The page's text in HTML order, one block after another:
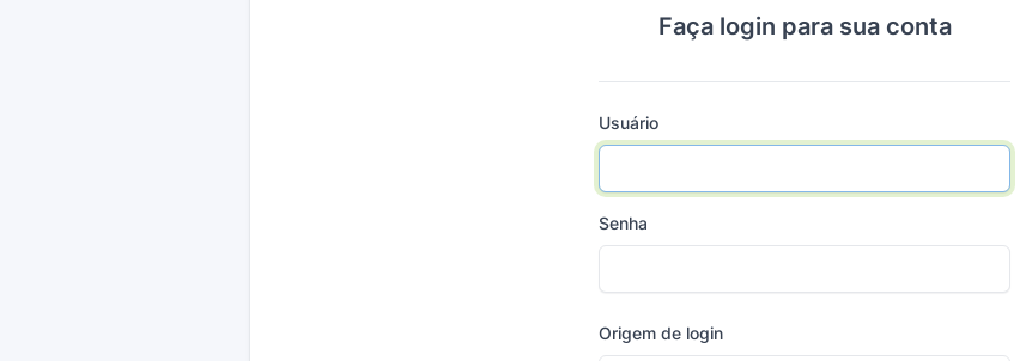
Faça login para sua conta
Usuário
Senha
Origem de login